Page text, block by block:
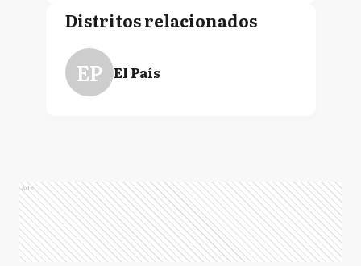
Distritos relacionados
EP El País
Ads